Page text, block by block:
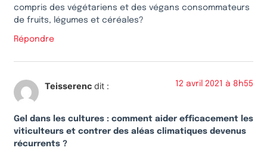
compris des végétariens et des végans consommateurs
de fruits, légumes et céréales?
Répondre
Teisserenc dit : 12 avril 2021 à 8h55
Gel dans les cultures : comment aider efficacement les
viticulteurs et contrer des aléas climatiques devenus
récurrents ?